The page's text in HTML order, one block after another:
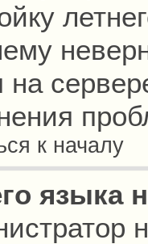
на
к началу
языка